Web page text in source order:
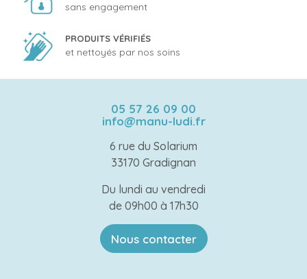
sans engagement
PRODUITS VÉRIFIÉS
et nettoyés par nos soins
05 57 26 09 00
info@manu-ludi.fr
6 rue du Solarium
33170 Gradignan
Du lundi au vendredi
de 09h00 à 17h30
Nous contacter